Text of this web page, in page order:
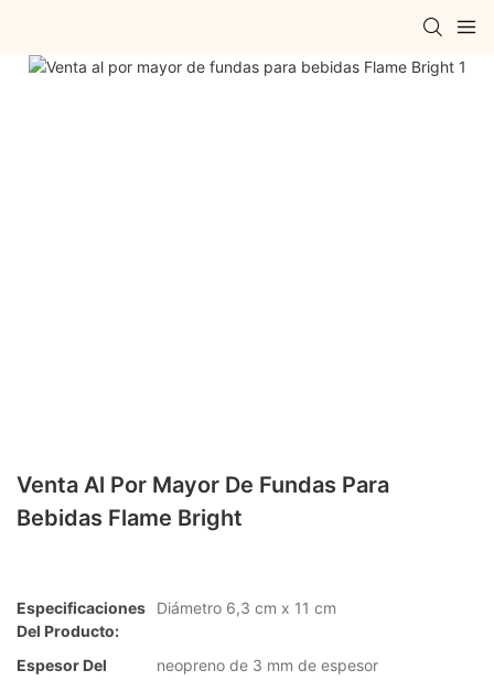
Venta Al Por Mayor De Fundas Para
Bebidas Flame Bright
Especificaciones
Del Producto:
Diámetro 6,3 cm x 11 cm
Espesor Del
neopreno de 3 mm de espesor